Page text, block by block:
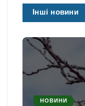
Інші новини
НОВИНИ